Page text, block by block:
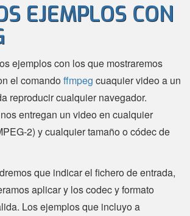
EJEMPLOS CON
ejemplos con los que mostraremos
el comando ffmpeg cuaquier video a un
reproducir cualquier navegador.
entregan un video en cualquier
2) y cualquier tamaño o códec de
que indicar el fichero de entrada,
aplicar y los codec y formato
Los ejemplos que incluyo a